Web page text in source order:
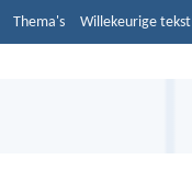
Thema's Willekeurige tekst